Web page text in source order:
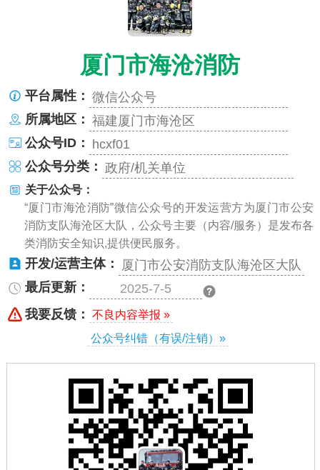
厦门市海沧消防
平台属性： 微信公众号
所属地区： 福建厦门市海沧区
公众号ID：
hcxf01
公众号分类： 政府/机关单位
关于公众号：
“厦门市海沧消防”微信公众号的开发运营方为厦门市公安
消防支队海沧区大队，公众号主要（内容/服务）是发布各
类消防安全知识,提供便民服务。
开发/运营主体：
厦门市公安消防支队海沧区大队
最后更新：
2025-7-5
我要反馈：
不良内容举报 »
公众号纠错（有误/注销）»